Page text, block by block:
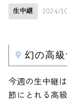
生中継 2024/
幻の高
今週の生中継
節にとれる高